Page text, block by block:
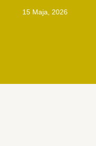
15 Maja, 2026